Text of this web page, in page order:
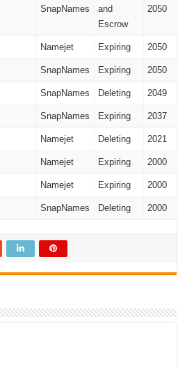
SnapNames
and
Escrow
2050
Namejet Expiring 2050
SnapNames Expiring 2050
SnapNames Deleting 2049
SnapNames Expiring 2037
Namejet Deleting 2021
Namejet Expiring 2000
Namejet Expiring 2000
SnapNames Deleting 2000